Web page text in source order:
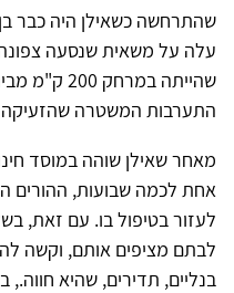
עלה על משאית שנסעה
שהייתה
התערבות המשטרה שהזעיקה
מאחר שאילן שוהה במוסד
אחת לכמה שבועות, ההורים
לעזור בטיפול בו. עם זאת,
לבתם מציפים אותם, וקשה
בנליים, תדירים, שהיא